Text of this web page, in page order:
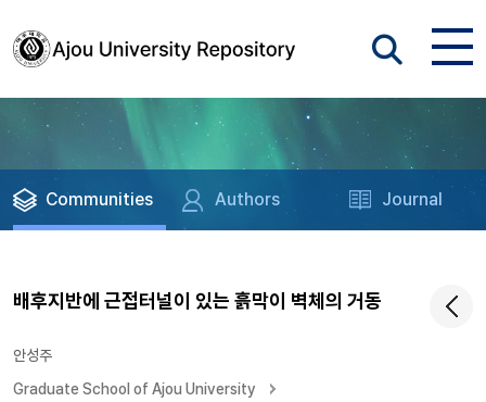
Communities Authors Journal
배후지반에 근접터널이 있는 흙막이 벽체의 거동
안성주
Graduate School of Ajou University